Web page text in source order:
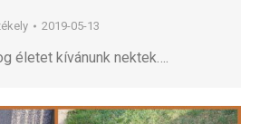
2019-05-13
életet kívánunk nektek….